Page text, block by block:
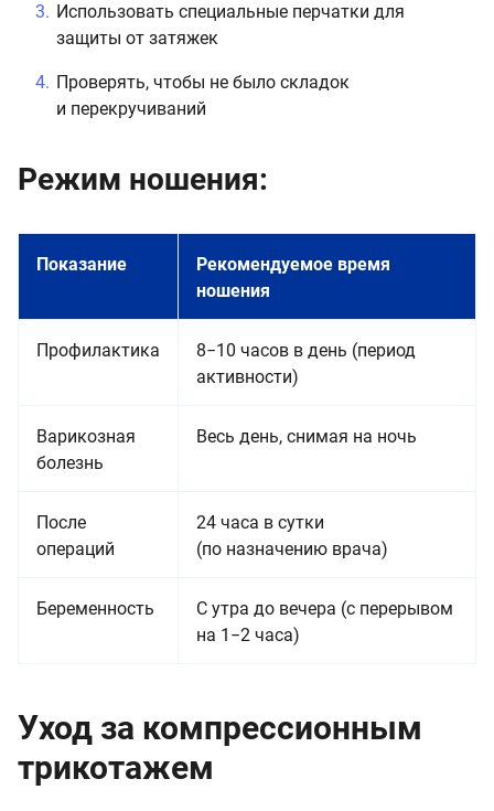
Использовать специальные перчатки для
защиты от затяжек
Проверять, чтобы не было складок
и перекручиваний
Режим ношения:
Показание
Рекомендуемое время
ношения
Профилактика
8−10 часов в день (период
активности)
Варикозная
болезнь
Весь день, снимая на ночь
После
операций
24 часа в сутки
(по назначению врача)
Беременность
С утра до вечера (с перерывом
на 1−2 часа)
Уход за компрессионным
трикотажем